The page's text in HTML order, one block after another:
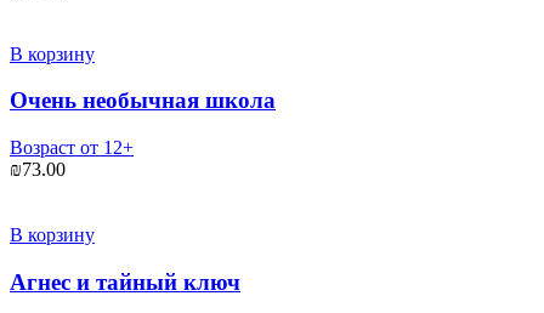
В корзину
Очень необычная школа
Возраст от 12+
₪73.00
В корзину
Агнес и тайный ключ